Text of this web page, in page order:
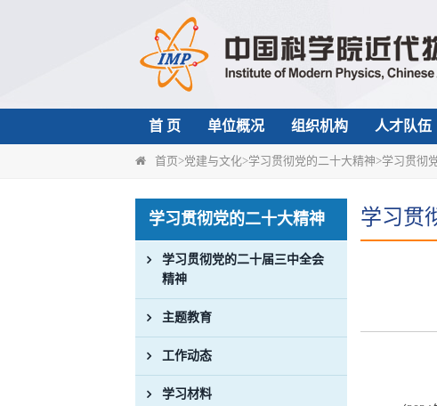
首 页 单位概况 组织机构 人才队伍
首页>党建与文化>学习贯彻党的二十大精神>学习贯彻
学习贯彻党的二十大精神
学习贯彻党的二十届三中全会
精神
主题教育
工作动态
学习材料
学习贯